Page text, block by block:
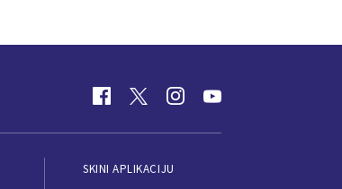
SKINI APLIKACIJU